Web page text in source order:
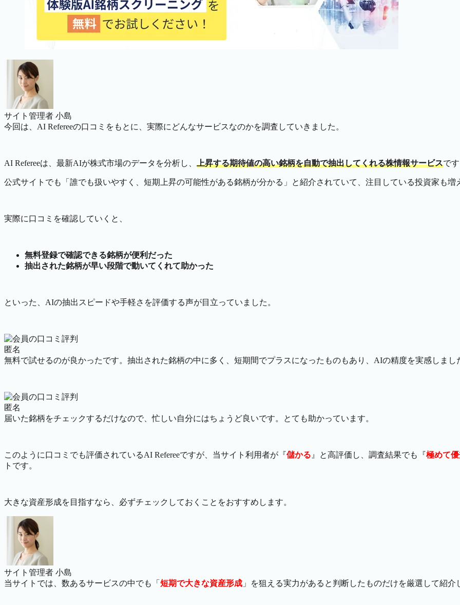
サイト管理者 小島
今回は、AI Refereeの口コミをもとに、実際にどんなサービスなのかを調査していきました。
AI Refereeは、最新AIが株式市場のデータを分析し、 上昇する期待値の高い銘柄を自動で抽出してくれる株情報サービスで
公式サイトでも「誰でも扱いやすく、短期上昇の可能性がある銘柄が分かる」と紹介されていて、注目している投資家も増
実際に口コミを確認していくと、
無料登録で確認できる銘柄が便利だった
抽出された銘柄が早い段階で動いてくれて助かった
といった、AIの抽出スピードや手軽さを評価する声が目立っていました。
匿名
無料で試せるのが良かったです。抽出された銘柄の中に多く、短期間でプラスになったものもあり、AIの精度を実感しまし
匿名
届いた銘柄をチェックするだけなので、忙しい自分にはちょうど良いです。とても助かっています。
このように口コミでも評価されているAI Refereeですが、当サイト利用者が『儲かる 』と高評価し、調査結果でも『極めて
トです。
大きな資産形成を目指すなら、必ずチェックしておくことをおすすめします。
サイト管理者 小島
当サイトでは、数あるサービスの中でも「 短期で大きな資産形成 」を狙える実力があると判断したものだけを厳選して紹介